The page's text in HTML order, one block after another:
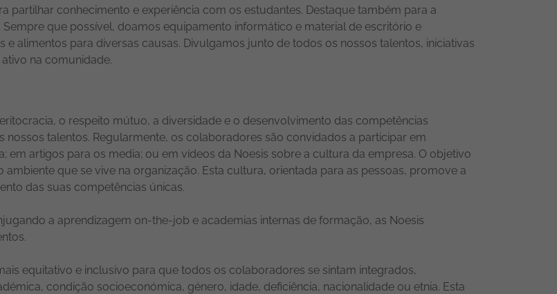
partilhar conhecimento e experiência com os estudantes. Destaque também para a
Sempre que possível, doamos equipamento informático e material de escritório e
e alimentos para diversas causas. Divulgamos junto de todos os nossos talentos, iniciativas
na comunidade.
o respeito mútuo, a diversidade e o desenvolvimento das competências
nossos talentos. Regularmente, os colaboradores são convidados a participar em
em artigos para os media; ou em vídeos da Noesis sobre a cultura da empresa. O objetivo
que se vive na organização. Esta cultura, orientada para as pessoas, promove a
das suas competências únicas.
a aprendizagem on-the-job e academias internas de formação, as Noesis
equitativo e inclusivo para que todos os colaboradores se sintam integrados,
condição socioeconómica, género, idade, deficiência, nacionalidade ou etnia. Esta